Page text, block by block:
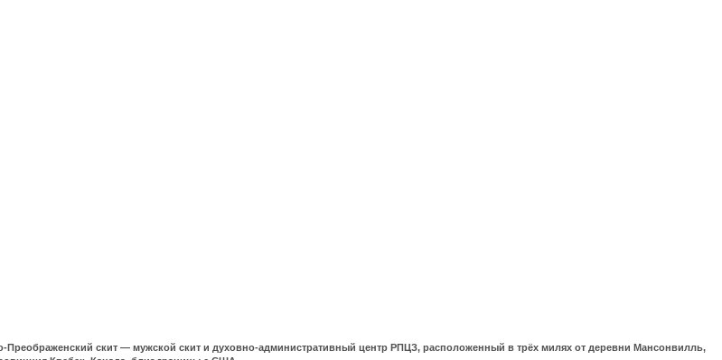
Преображенский скит — мужской скит и духовно-административный центр РПЦЗ, расположенный в трёх милях от деревни Мансонвилль,